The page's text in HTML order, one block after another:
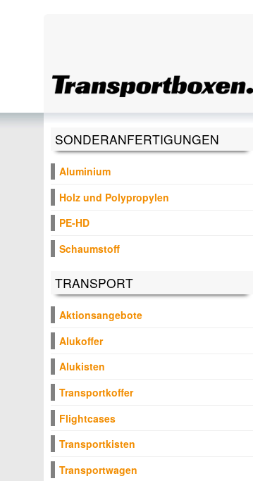
SONDERANFERTIGUNGEN
Aluminium
Holz und Polypropylen
PE-HD
Schaumstoff
TRANSPORT
Aktionsangebote
Alukoffer
Alukisten
Transportkoffer
Flightcases
Transportkisten
Transportwagen